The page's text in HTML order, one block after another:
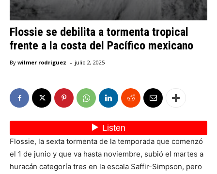
Flossie se debilita a tormenta tropical
frente a la costa del Pacífico mexicano
By wilmer rodriguez - julio 2, 2025
Flossie, la sexta tormenta de la temporada que comenzó
el 1 de junio y que va hasta noviembre, subió el martes a
huracán categoría tres en la escala Saffir-Simpson, pero